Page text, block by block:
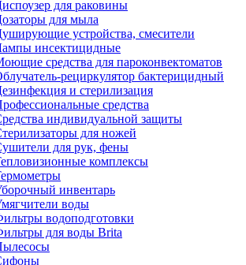
для раковины
для мыла
устройства, смесители
инсектицидные
средства для пароконвектоматов
рециркулятор бактерицидный
и стерилизация
средства
индивидуальной защиты
для ножей
для рук, фены
комплексы
инвентарь
воды
водоподготовки
для воды Brita